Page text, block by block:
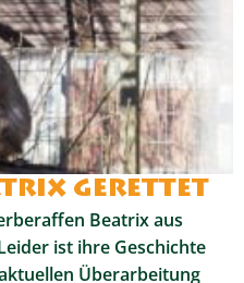
gerettet
Beatrix aus
ist ihre Geschichte
Überarbeitung